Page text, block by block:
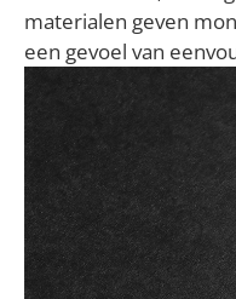
materialen geven
een gevoel van